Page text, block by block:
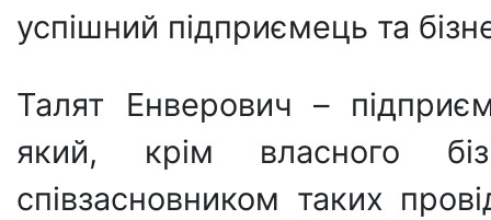
успішний підприємець та
Талят Енверович –
який, крім власного
співзасновником таких